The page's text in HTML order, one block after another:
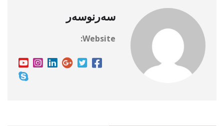
سەرنوسەر
Website: